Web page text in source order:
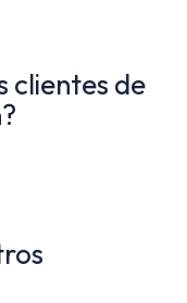
clientes de